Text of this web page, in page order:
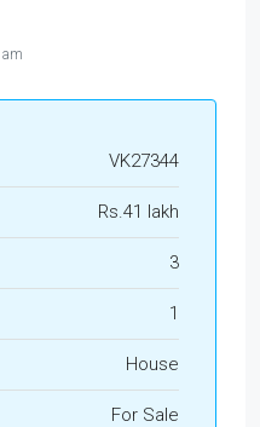
VK27344
Rs.41 lakh
3
1
House
For Sale